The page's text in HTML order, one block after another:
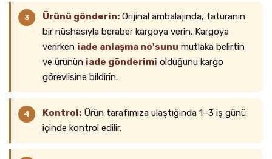
Ürünü gönderin: Orijinal ambalajında, faturanın
bir nüshasıyla beraber kargoya verin. Kargoya
verirken iade anlaşma no'sunu mutlaka belirtin
ve ürünün iade gönderimi olduğunu kargo
görevlisine bildirin.
Kontrol: Ürün tarafımıza ulaştığında 1–3 iş günü
içinde kontrol edilir.